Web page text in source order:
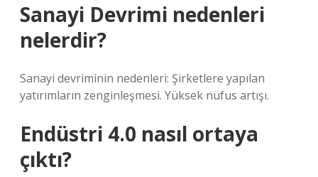
Sanayi Devrimi nedenleri
nelerdir?
Sanayi devriminin nedenleri: Şirketlere yapılan
yatırımların zenginleşmesi. Yüksek nüfus artışı.
Endüstri 4.0 nasıl ortaya
çıktı?